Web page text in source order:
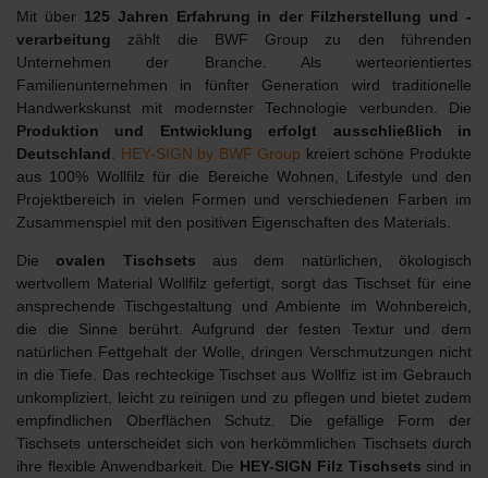
Mit über 125 Jahren Erfahrung in der Filzherstellung und -
verarbeitung zählt die BWF Group zu den führenden
Unternehmen der Branche. Als werteorientiertes
Familienunternehmen in fünfter Generation wird traditionelle
Handwerkskunst mit modernster Technologie verbunden. Die
Produktion und Entwicklung erfolgt ausschließlich in
Deutschland. HEY-SIGN by BWF Group kreiert schöne Produkte
aus 100% Wollfilz für die Bereiche Wohnen, Lifestyle und den
Projektbereich in vielen Formen und verschiedenen Farben im
Zusammenspiel mit den positiven Eigenschaften des Materials.
Die ovalen Tischsets aus dem natürlichen, ökologisch
wertvollem Material Wollfilz gefertigt, sorgt das Tischset für eine
ansprechende Tischgestaltung und Ambiente im Wohnbereich,
die die Sinne berührt. Aufgrund der festen Textur und dem
natürlichen Fettgehalt der Wolle, dringen Verschmutzungen nicht
in die Tiefe. Das rechteckige Tischset aus Wollfiz ist im Gebrauch
unkompliziert, leicht zu reinigen und zu pflegen und bietet zudem
empfindlichen Oberflächen Schutz. Die gefällige Form der
Tischsets unterscheidet sich von herkömmlichen Tischsets durch
ihre flexible Anwendbarkeit. Die HEY-SIGN Filz Tischsets sind in